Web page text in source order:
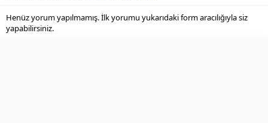
Henüz yorum yapılmamış. İlk yorumu yukarıdaki form aracılığıyla siz
yapabilirsiniz.